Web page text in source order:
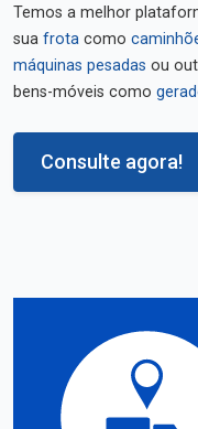
Temos a melhor
sua frota como
máquinas pesadas ou
bens-móveis como
Consulte agora!